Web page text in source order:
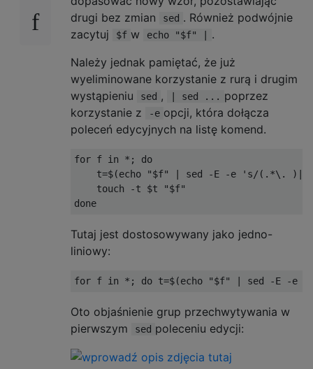
drugi bez zmian
sed . Również podwójnie
zacytuj
$f w echo "$f" | .
Należy jednak pamiętać, że już
wyeliminowane korzystanie z rurą i drugim
wystąpieniu
sed , | sed ... poprzez
korzystanie z
-e opcji, która dołącza
poleceń edycyjnych na listę komend.
for f in *;
do
    t
=$(echo "$f" | sed -E -e
's/(.*\.
    touch
-t $t
"$f"
done
Tutaj jest dostosowywany jako jedno-
liniowy:
for f in *; do t=$(echo "$f" | sed -E -e
Oto objaśnienie grup przechwytywania w
pierwszym
sed poleceniu edycji: